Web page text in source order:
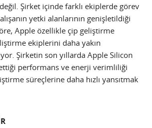
değil. Şirket içinde farklı ekiplerde görev
yetki alanlarının genişletildiği
Apple özellikle çip geliştirme
ekiplerini daha yakın
Şirketin son yıllarda Apple Silicon
performans ve enerji verimliliği
süreçlerine daha hızlı yansıtmak